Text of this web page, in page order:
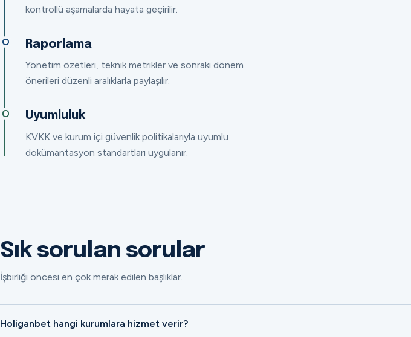
kontrollü aşamalarda hayata geçirilir.
Raporlama
Yönetim özetleri, teknik metrikler ve sonraki dönem
önerileri düzenli aralıklarla paylaşılır.
Uyumluluk
KVKK ve kurum içi güvenlik politikalarıyla uyumlu
dokümantasyon standartları uygulanır.
Sık sorulan sorular
İşbirliği öncesi en çok merak edilen başlıklar.
Holiganbet hangi kurumlara hizmet verir?